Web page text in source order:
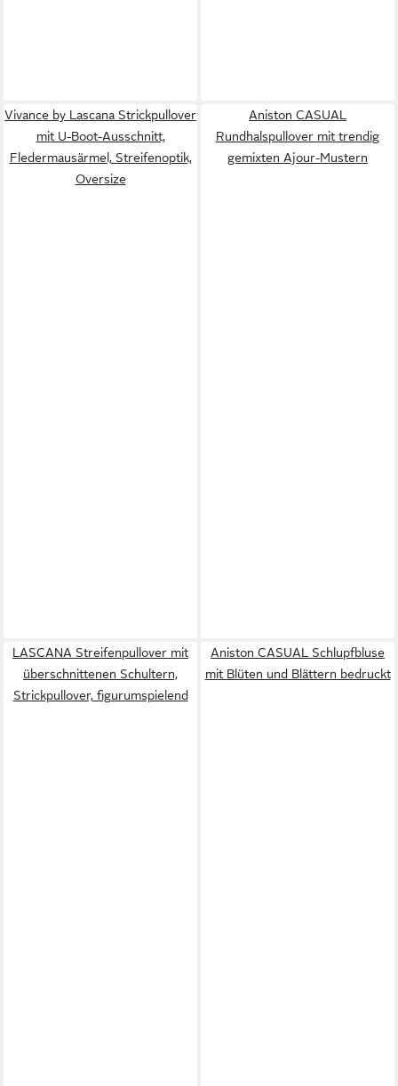
Vivance by Lascana Strickpullover
mit U-Boot-Ausschnitt,
Fledermausärmel, Streifenoptik,
Oversize
Aniston CASUAL
Rundhalspullover mit trendig
gemixten Ajour-Mustern
LASCANA Streifenpullover mit
überschnittenen Schultern,
Strickpullover, figurumspielend
Aniston CASUAL Schlupfbluse
mit Blüten und Blättern bedruckt